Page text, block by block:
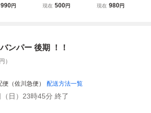
パーサポー
990円
テークパイプ サク
現在 500円
ミ製 アルマイト
現在 980円
ンパー 後期 ！！
）
（佐川急便） 配送方法一覧
日）23時45分 終了